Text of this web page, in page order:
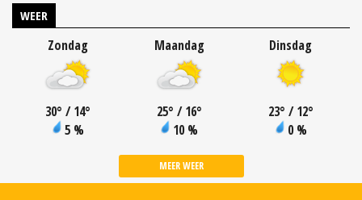
WEER
Zondag
30° / 14°
5 %
Maandag
25° / 16°
10 %
Dinsdag
23° / 12°
0 %
MEER WEER